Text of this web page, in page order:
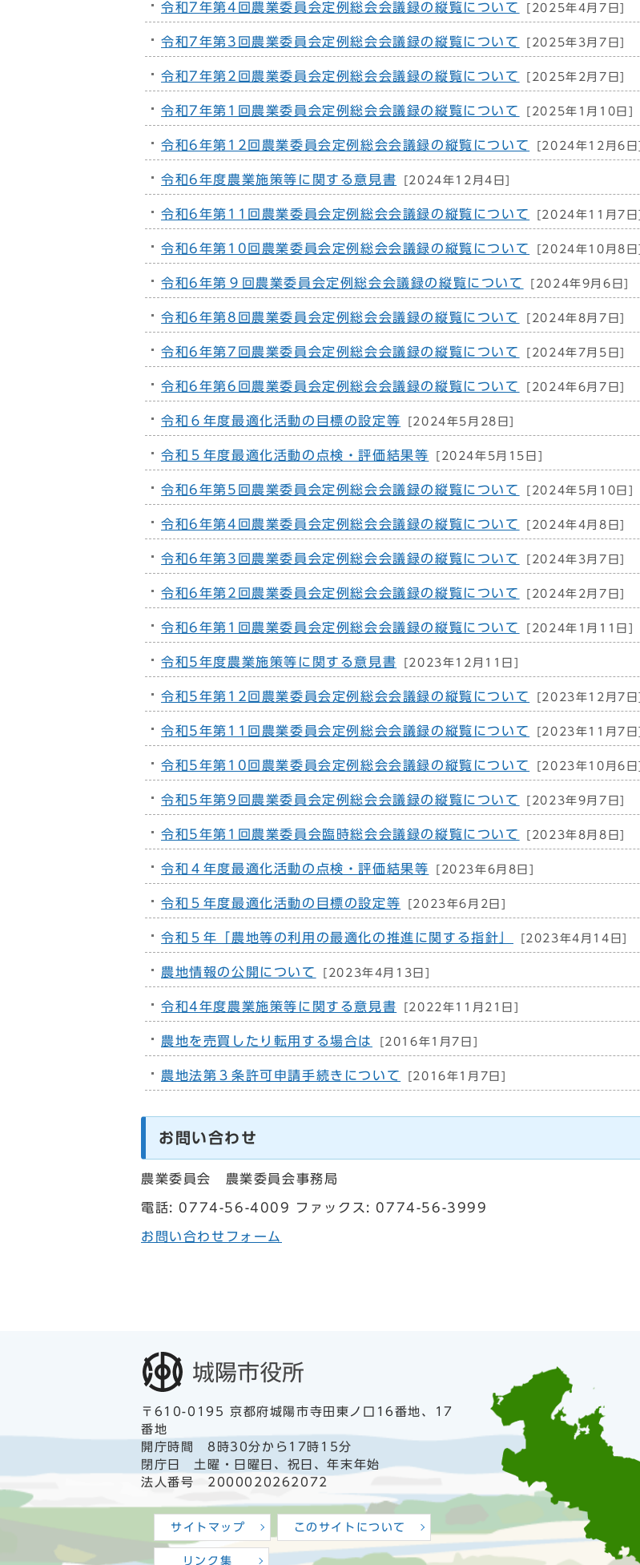
令和7年第4回農業委員会定例総会会議録の縦覧について [2025年4月7日]
令和7年第3回農業委員会定例総会会議録の縦覧について [2025年3月7日]
令和7年第2回農業委員会定例総会会議録の縦覧について [2025年2月7日]
令和7年第1回農業委員会定例総会会議録の縦覧について [2025年1月10日]
令和6年第12回農業委員会定例総会会議録の縦覧について [2024年12月6日]
令和6年度農業施策等に関する意見書 [2024年12月4日]
令和6年第11回農業委員会定例総会会議録の縦覧について [2024年11月7日]
令和6年第10回農業委員会定例総会会議録の縦覧について [2024年10月8日]
令和6年第９回農業委員会定例総会会議録の縦覧について [2024年9月6日]
令和6年第8回農業委員会定例総会会議録の縦覧について [2024年8月7日]
令和6年第7回農業委員会定例総会会議録の縦覧について [2024年7月5日]
令和6年第6回農業委員会定例総会会議録の縦覧について [2024年6月7日]
令和６年度最適化活動の目標の設定等 [2024年5月28日]
令和５年度最適化活動の点検・評価結果等 [2024年5月15日]
令和6年第5回農業委員会定例総会会議録の縦覧について [2024年5月10日]
令和6年第4回農業委員会定例総会会議録の縦覧について [2024年4月8日]
令和6年第3回農業委員会定例総会会議録の縦覧について [2024年3月7日]
令和6年第2回農業委員会定例総会会議録の縦覧について [2024年2月7日]
令和6年第1回農業委員会定例総会会議録の縦覧について [2024年1月11日]
令和5年度農業施策等に関する意見書 [2023年12月11日]
令和5年第12回農業委員会定例総会会議録の縦覧について [2023年12月7日]
令和5年第11回農業委員会定例総会会議録の縦覧について [2023年11月7日]
令和5年第10回農業委員会定例総会会議録の縦覧について [2023年10月6日]
令和5年第9回農業委員会定例総会会議録の縦覧について [2023年9月7日]
令和5年第1回農業委員会臨時総会会議録の縦覧について [2023年8月8日]
令和４年度最適化活動の点検・評価結果等 [2023年6月8日]
令和５年度最適化活動の目標の設定等 [2023年6月2日]
令和５年「農地等の利用の最適化の推進に関する指針」 [2023年4月14日]
農地情報の公開について [2023年4月13日]
令和4年度農業施策等に関する意見書 [2022年11月21日]
農地を売買したり転用する場合は [2016年1月7日]
農地法第３条許可申請手続きについて [2016年1月7日]
お問い合わせ
農業委員会 農業委員会事務局
電話: 0774-56-4009 ファックス: 0774-56-3999
お問い合わせフォーム
〒610-0195 京都府城陽市寺田東ノ口16番地、17
番地
開庁時間 8時30分から17時15分
閉庁日 土曜・日曜日、祝日、年末年始
法人番号 2000020262072
サイトマップ このサイトについて
リンク集